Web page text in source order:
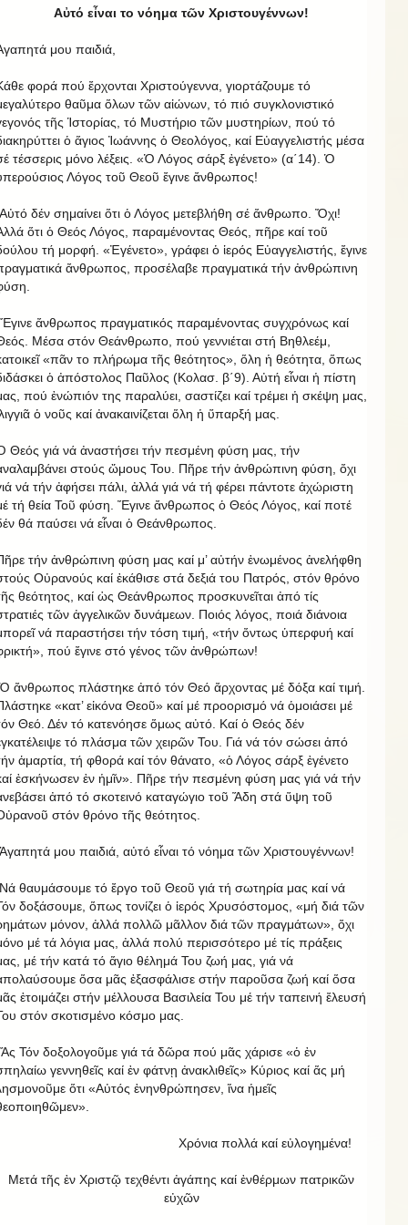
Αὐτό εἶναι το νόημα τῶν Χριστουγέννων!
μου παιδιά,
φορά πού ἔρχονται Χριστούγεννα, γιορτάζουμε τό
θαῦμα ὅλων τῶν αἰώνων, τό πιό συγκλονιστικό
τῆς Ἱστορίας, τό Μυστήριο τῶν μυστηρίων, πού τό
ὁ ἅγιος Ἰωάννης ὁ Θεολόγος, καί Εὐαγγελιστής μέσα
τέσσερις μόνο λέξεις. «Ὁ Λόγος σάρξ ἐγένετο» (α΄14). Ὁ
Λόγος τοῦ Θεοῦ ἔγινε ἄνθρωπος!
δέν σημαίνει ὅτι ὁ Λόγος μετεβλήθη σέ ἄνθρωπο. Ὄχι!
ὅτι ὁ Θεός Λόγος, παραμένοντας Θεός, πῆρε καί τοῦ
τή μορφή. «Ἐγένετο», γράφει ὁ ἱερός Εὐαγγελιστής, ἔγινε
ἄνθρωπος, προσέλαβε πραγματικά τήν ἀνθρώπινη
ἄνθρωπος πραγματικός παραμένοντας συγχρόνως καί
Μέσα στόν Θεάνθρωπο, πού γεννιέται στή Βηθλεέμ,
«πᾶν το πλήρωμα τῆς θεότητος», ὅλη ἡ θεότητα, ὅπως
ὁ ἀπόστολος Παῦλος (Κολασ. β΄9). Αὐτή εἶναι ἡ πίστη
πού ἐνώπιόν της παραλύει, σαστίζει καί τρέμει ἡ σκέψη μας,
ὁ νοῦς καί ἀνακαινίζεται ὅλη ἡ ὕπαρξή μας.
Θεός γιά νά ἀναστήσει τήν πεσμένη φύση μας, τήν
στούς ὤμους Του. Πῆρε τήν ἀνθρώπινη φύση, ὄχι
νά τήν ἀφήσει πάλι, ἀλλά γιά νά τή φέρει πάντοτε ἀχώριστη
τή θεία Τοῦ φύση. Ἔγινε ἄνθρωπος ὁ Θεός Λόγος, καί ποτέ
θά παύσει νά εἶναι ὁ Θεάνθρωπος.
τήν ἀνθρώπινη φύση μας καί μ’ αὐτήν ἑνωμένος ἀνελήφθη
Οὐρανούς καί ἐκάθισε στά δεξιά του Πατρός, στόν θρόνο
θεότητος, καί ὡς Θεάνθρωπος προσκυνεῖται ἀπό τίς
τῶν ἀγγελικῶν δυνάμεων. Ποιός λόγος, ποιά διάνοια
νά παραστήσει τήν τόση τιμή, «τήν ὄντως ὑπερφυή καί
πού ἔγινε στό γένος τῶν ἀνθρώπων!
ἄνθρωπος πλάστηκε ἀπό τόν Θεό ἄρχοντας μέ δόξα καί τιμή.
«κατ’ εἰκόνα Θεοῦ» καί μέ προορισμό νά ὁμοιάσει μέ
Θεό. Δέν τό κατενόησε ὅμως αὐτό. Καί ὁ Θεός δέν
τό πλάσμα τῶν χειρῶν Του. Γιά νά τόν σώσει ἀπό
ἁμαρτία, τή φθορά καί τόν θάνατο, «ὁ Λόγος σάρξ ἐγένετο
ἐσκήνωσεν ἐν ἡμῖν». Πῆρε τήν πεσμένη φύση μας γιά νά τήν
ἀπό τό σκοτεινό καταγώγιο τοῦ Ἅδη στά ὕψη τοῦ
στόν θρόνο τῆς θεότητος.
μου παιδιά, αὐτό εἶναι τό νόημα τῶν Χριστουγέννων!
θαυμάσουμε τό ἔργο τοῦ Θεοῦ γιά τή σωτηρία μας καί νά
δοξάσουμε, ὅπως τονίζει ὁ ἱερός Χρυσόστομος, «μή διά τῶν
μόνον, ἀλλά πολλῶ μᾶλλον διά τῶν πραγμάτων», ὄχι
μέ τά λόγια μας, ἀλλά πολύ περισσότερο μέ τίς πράξεις
μέ τήν κατά τό ἅγιο θέλημά Του ζωή μας, γιά νά
ὅσα μᾶς ἐξασφάλισε στήν παροῦσα ζωή καί ὅσα
ἑτοιμάζει στήν μέλλουσα Βασιλεία Του μέ τήν ταπεινή ἔλευσή
στόν σκοτισμένο κόσμο μας.
Τόν δοξολογοῦμε γιά τά δῶρα πού μᾶς χάρισε «ὁ ἐν
γεννηθεῖς καί ἐν φάτνῃ ἀνακλιθεῖς» Κύριος καί ἅς μή
ὅτι «Αὐτός ἐνηνθρώπησεν, ἵνα ἡμεῖς
Χρόνια πολλά καί εὐλογημένα!
Μετά τῆς ἐν Χριστῷ τεχθέντι ἀγάπης καί ἐνθέρμων πατρικῶν
εὐχῶν